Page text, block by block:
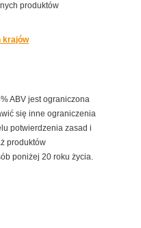
produktów
krajów
ABV jest ograniczona
się inne ograniczenia
potwierdzenia zasad i
produktów
poniżej 20 roku życia.